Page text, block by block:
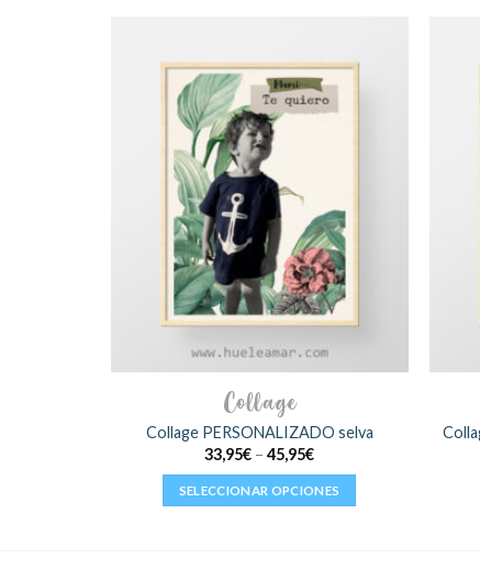
Collage
Collage PERSONALIZADO selva
33,95€ –45,95€
SELECCIONAR OPCIONES